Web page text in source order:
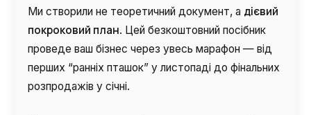
Ми створили не теоретичний документ, а дієвий
покроковий план. Цей безкоштовний посібник
проведе ваш бізнес через увесь марафон — від
перших “ранніх пташок” у листопаді до фінальних
розпродажів у січні.